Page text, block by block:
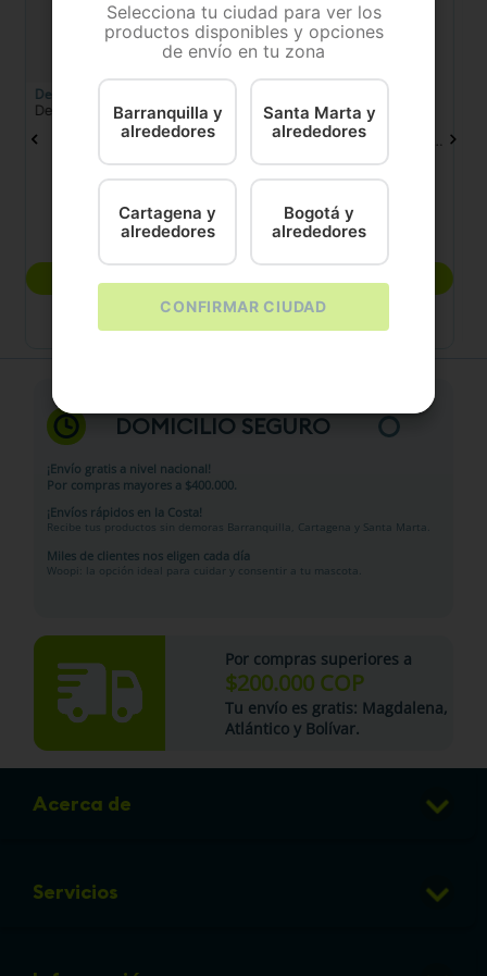
Delidog
Delidog Pollo
400 Gr
10.200
Alimento Húmedo Para
Perros Cachorros Royal
Canin SHN Medium Puppy
370 Gr
$22.100
DOMICILIO SEGURO
¡Envío gratis a nivel nacional!
Por compras mayores a $400.000.
¡Envíos rápidos en la Costa!
Recibe tus productos sin demoras Barranquilla, Cartagena y Santa Marta.
Miles de clientes nos eligen cada día
Woopi: la opción ideal para cuidar y consentir a tu mascota.
Por compras superiores a
$200.000 COP
Tu envío es gratis: Magdalena,
Atlántico y Bolívar.
Acerca de
Club de Puntos
Servicios
Veterinaria
Selecciona tu ciudad para ver los
productos disponibles y opciones
de envío en tu zona
Barranquilla y
alrededores
Santa Marta y
alrededores
Cartagena y
alrededores
Bogotá y
alrededores
CONFIRMAR CIUDAD